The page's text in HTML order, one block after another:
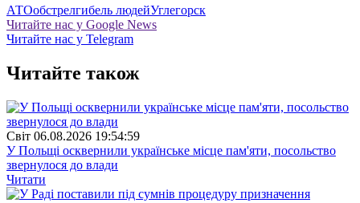
АТОобстрелгибель людейУглегорск
Читайте нас у Google News
Читайте нас у Telegram
Читайте також
Свiт 06.08.2026 19:54:59
У Польщі осквернили українське місце пам'яти, посольство
звернулося до влади
Читати